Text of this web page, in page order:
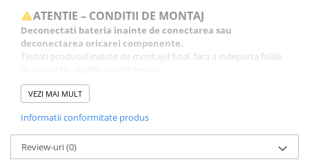
ATENTIE – CONDITII DE MONTAJ
Deconectati bateria inainte de conectarea sau
deconectarea oricarei componente.
Testati produsul inainte de montajul final, fara a indeparta foliile
Inlocuirea componentelor interne este un proces delicat si
necesita cunostinte si echipamente specifice domeniului
Se recomanda montajul intr-un service specializat.
GARANTIE
VEZI MAI MULT
Informatii conformitate produs
Review-uri(0)